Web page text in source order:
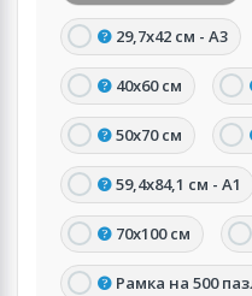
29,7х42 см - А3
40х60 см
50х70 см
59,4х84,1 см - А1
70х100 см
Рамка на 500